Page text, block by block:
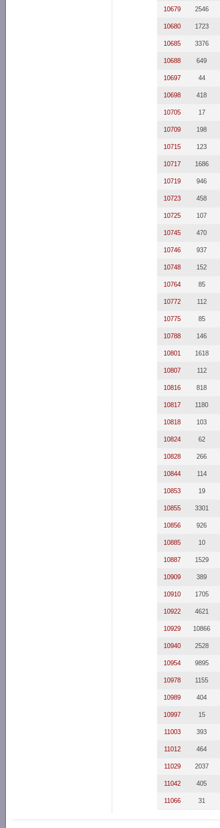
10679 2546
10680 1723
10685 3376
10688 649
10697 44
10698 418
10705 17
10709 198
10715 123
10717 1686
10719 946
10723 458
10725 107
10745 470
10746 937
10748 152
10764 85
10772 112
10775 85
10788 146
10801 1618
10807 112
10816 818
10817 1180
10818 103
10824 62
10828 266
10844 114
10853 19
10855 3301
10856 926
10885 10
10887 1529
10909 389
10910 1705
10922 4621
10929 10866
10940 2528
10954 9895
10978 1155
10989 404
10997 15
11003 393
11012 464
11029 2037
11042 405
11066 31